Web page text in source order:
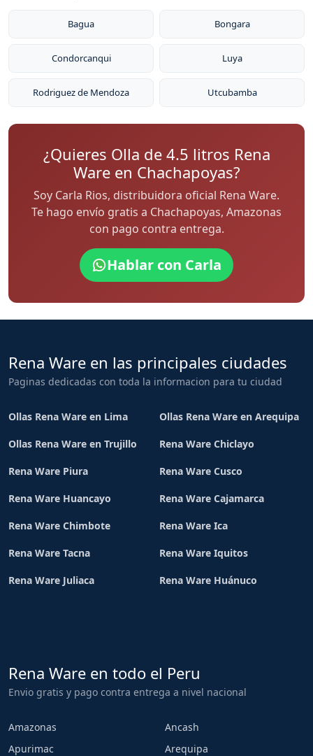
Bagua Bongara
Condorcanqui Luya
Rodriguez de Mendoza Utcubamba
¿Quieres Olla de 4.5 litros Rena
Ware en Chachapoyas?
Soy Carla Rios, distribuidora oficial Rena Ware.
Te hago envío gratis a Chachapoyas, Amazonas
con pago contra entrega.
Hablar con Carla
Rena Ware en las principales ciudades
Paginas dedicadas con toda la informacion para tu ciudad
Ollas Rena Ware en Lima Ollas Rena Ware en Arequipa
Ollas Rena Ware en Trujillo Rena Ware Chiclayo
Rena Ware Piura Rena Ware Cusco
Rena Ware Huancayo Rena Ware Cajamarca
Rena Ware Chimbote Rena Ware Ica
Rena Ware Tacna Rena Ware Iquitos
Rena Ware Juliaca Rena Ware Huánuco
Rena Ware en todo el Peru
Envio gratis y pago contra entrega a nivel nacional
Amazonas
Ancash
Apurimac
Arequipa